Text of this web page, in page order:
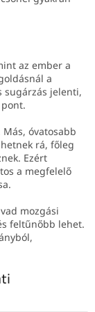
az ember a
a
sugárzás jelenti,
óvatosabb
rá, főleg
Ezért
a megfelelő
mozgási
feltűnőbb lehet.